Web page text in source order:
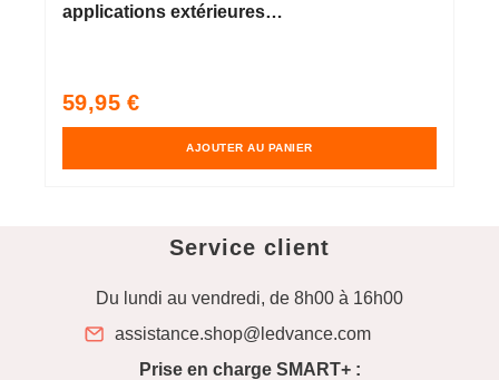
applications extérieures,
Prix
habituel
59,95 €
AJOUTER AU PANIER
Service client
Du lundi au vendredi, de 8h00 à 16h00
assistance.shop@ledvance.com
Prise en charge SMART+ :